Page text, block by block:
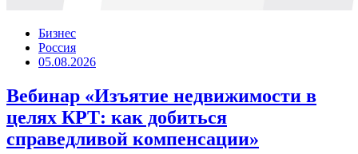
Бизнес
Россия
05.08.2026
Вебинар «Изъятие недвижимости в
целях КРТ: как добиться
справедливой компенсации»